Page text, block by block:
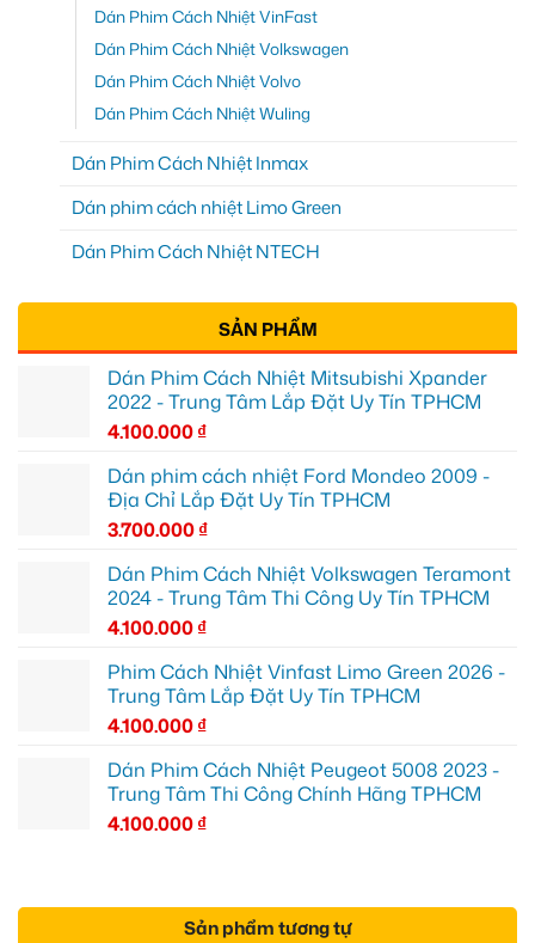
Dán Phim Cách Nhiệt VinFast
Dán Phim Cách Nhiệt Volkswagen
Dán Phim Cách Nhiệt Volvo
Dán Phim Cách Nhiệt Wuling
Dán Phim Cách Nhiệt Inmax
Dán phim cách nhiệt Limo Green
Dán Phim Cách Nhiệt NTECH
SẢN PHẨM
Dán Phim Cách Nhiệt Mitsubishi Xpander
2022 - Trung Tâm Lắp Đặt Uy Tín TPHCM
4.100.000₫
Dán phim cách nhiệt Ford Mondeo 2009 -
Địa Chỉ Lắp Đặt Uy Tín TPHCM
3.700.000₫
Dán Phim Cách Nhiệt Volkswagen Teramont
2024 - Trung Tâm Thi Công Uy Tín TPHCM
4.100.000₫
Phim Cách Nhiệt Vinfast Limo Green 2026 -
Trung Tâm Lắp Đặt Uy Tín TPHCM
4.100.000₫
Dán Phim Cách Nhiệt Peugeot 5008 2023 -
Trung Tâm Thi Công Chính Hãng TPHCM
4.100.000₫
Sản phẩm tương tự